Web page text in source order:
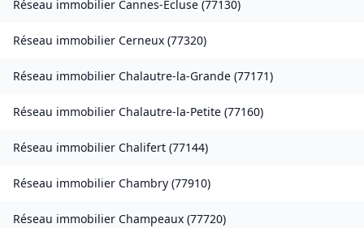
Réseau immobilier Cannes-Écluse (77130)
Réseau immobilier Cerneux (77320)
Réseau immobilier Chalautre-la-Grande (77171)
Réseau immobilier Chalautre-la-Petite (77160)
Réseau immobilier Chalifert (77144)
Réseau immobilier Chambry (77910)
Réseau immobilier Champeaux (77720)